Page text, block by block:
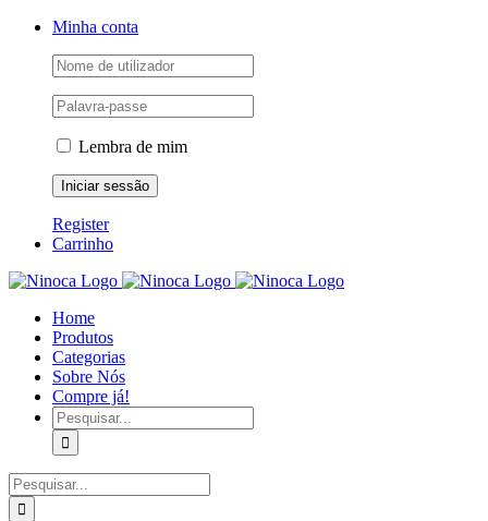
Skip
Facebook
Instagram
YouTubeMinha conta
Lembra de mim
Register
Carrinho
Home
Produtos
Categorias
Sobre Nós
Compre já!
Pesquisar
Pesquisar